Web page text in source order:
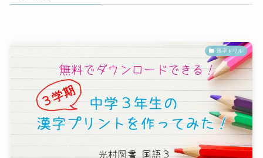
漢字ドリル